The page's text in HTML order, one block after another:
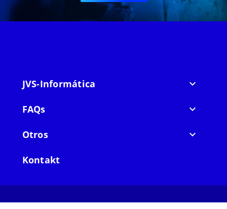
JVS-Informática 
FAQs 
Otros 
Kontakt